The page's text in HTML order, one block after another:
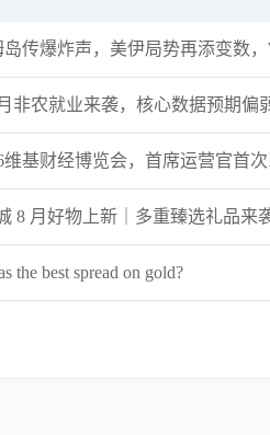
传爆炸声，美伊局势再添变数
非农就业来袭，核心数据预期偏
维基财经博览会，首席运营官首
8 月好物上新｜多重臻选礼品来
the best spread on gold?